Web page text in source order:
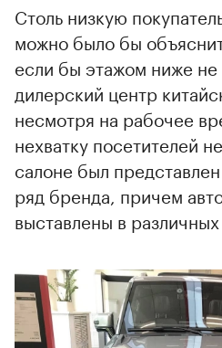
Столь низкую
можно было бы
если бы этажом ниже не
дилерский центр
несмотря на рабочее
нехватку посетителей
салоне был
ряд бренда, причем
выставлены в